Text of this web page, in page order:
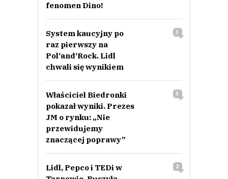
fenomen Dino!
System kaucyjny po
raz pierwszy na
Pol‘and‘Rock. Lidl
chwali się wynikiem
3
Właściciel Biedronki
pokazał wyniki. Prezes
JM o rynku: „Nie
przewidujemy
znaczącej poprawy”
3
Lidl, Pepco i TEDi w
2